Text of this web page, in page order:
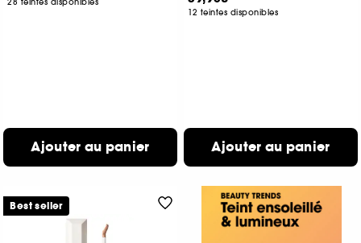
Ajouter au panier
12 teintes disponibles
Ajouter au panier
Best seller